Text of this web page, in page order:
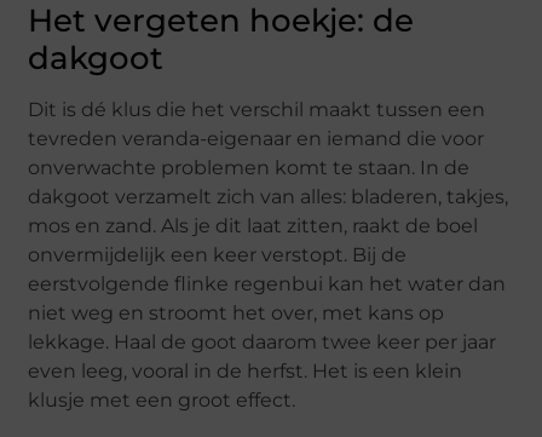
Het vergeten hoekje: de
dakgoot
Dit is dé klus die het verschil maakt tussen een
tevreden veranda-eigenaar en iemand die voor
onverwachte problemen komt te staan. In de
dakgoot verzamelt zich van alles: bladeren, takjes,
mos en zand. Als je dit laat zitten, raakt de boel
onvermijdelijk een keer verstopt. Bij de
eerstvolgende flinke regenbui kan het water dan
niet weg en stroomt het over, met kans op
lekkage. Haal de goot daarom twee keer per jaar
even leeg, vooral in de herfst. Het is een klein
klusje met een groot effect.